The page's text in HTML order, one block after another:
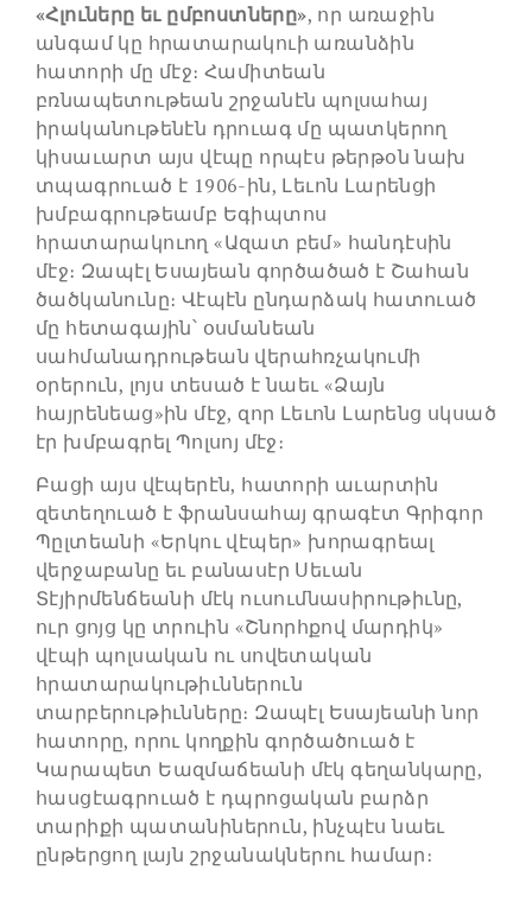
«Հլուները եւ ըմբոստները», որ առաջին
անգամ կը հրատարակուի առանձին
հատորի մը մէջ։ Համիտեան
բռնապետութեան շրջանէն պոլսահայ
իրականութենէն դրուագ մը պատկերող
կիսաւարտ այս վէպը որպէս թերթօն նախ
տպագրուած է 1906-ին, Լեւոն Լարենցի
խմբագրութեամբ Եգիպտոս
հրատարակուող «Ազատ բեմ» հանդէսին
մէջ։ Զապէլ Եսայեան գործածած է Շահան
ծածկանունը։ Վէպէն ընդարձակ հատուած
մը հետագային՝ օսմանեան
սահմանադրութեան վերահռչակումի
օրերուն, լոյս տեսած է նաեւ «Ձայն
հայրենեաց»ին մէջ, զոր Լեւոն Լարենց սկսած
էր խմբագրել Պոլսոյ մէջ։
Բացի այս վէպերէն, հատորի աւարտին
զետեղուած է ֆրանսահայ գրագէտ Գրիգոր
Պըլտեանի «Երկու վէպեր» խորագրեալ
վերջաբանը եւ բանասէր Սեւան
Տէյիրմենճեանի մէկ ուսումնասիրութիւնը,
ուր ցոյց կը տրուին «Շնորհքով մարդիկ»
վէպի պոլսական ու սովետական
հրատարակութիւններուն
տարբերութիւնները։ Զապէլ Եսայեանի նոր
հատորը, որու կողքին գործածուած է
Կարապետ Եազմաճեանի մէկ գեղանկարը,
հասցէագրուած է դպրոցական բարձր
տարիքի պատանիներուն, ինչպէս նաեւ
ընթերցող լայն շրջանակներու համար։